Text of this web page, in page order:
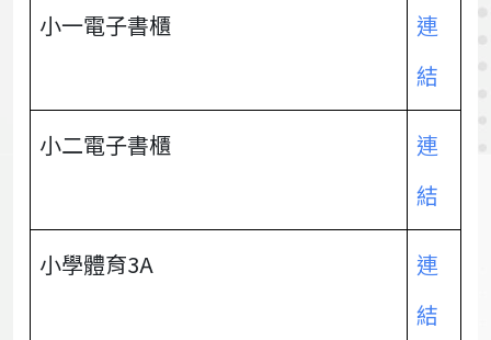
小一電子書櫃
連
結
小二電子書櫃
連
結
小學體育3A
連
結